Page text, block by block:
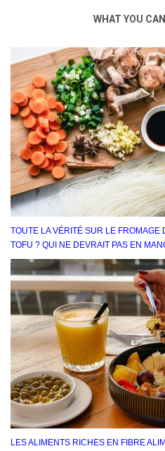
WHAT YOU
TOUTE LA VÉRITÉ SUR LE FROMAGE
TOFU ? QUI NE DEVRAIT PAS EN
LES ALIMENTS RICHES EN FIBRE